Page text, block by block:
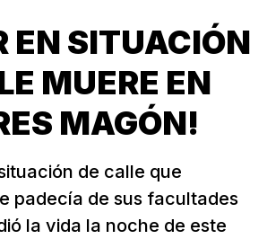
EN SITUACIÓN
MUERE EN
MAGÓN!
de calle que
padecía de sus facultades
la vida la noche de este